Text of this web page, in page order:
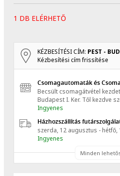
1 DB ELÉRHETŐ
KÉZBESÍTÉSI CÍM: PEST -
Kézbesítési cím frissítése
Csomagautomaták és
Becsült csomagátvétel
Budapest I. Ker. Től kezdve
Ingyenes
Házhozszállítás
szerda, 12 augusztus - hétfő,
Ingyenes
Minden